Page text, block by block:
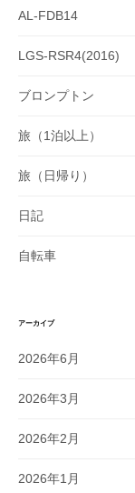
AL-FDB14
LGS-RSR4(2016)
ブロンプトン
旅（1泊以上）
旅（日帰り）
日記
自転車
アーカイブ
2026年6月
2026年3月
2026年2月
2026年1月